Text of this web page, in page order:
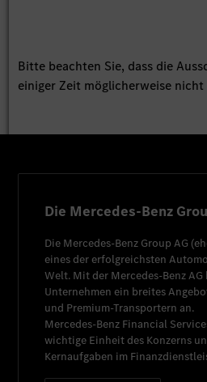
Bitte beachten Sie, dass die
einiger Zeit möglicherweise
Die Mercedes-Benz
Die Mercedes-Benz Group AG
eines der erfolgreichsten
Welt. Mit der Mercedes-Benz AG
Unternehmen ein breites
und Premium-Transportern an.
Mercedes-Benz Financial
wichtige Einheit des Konzerns
Kernaufgaben im